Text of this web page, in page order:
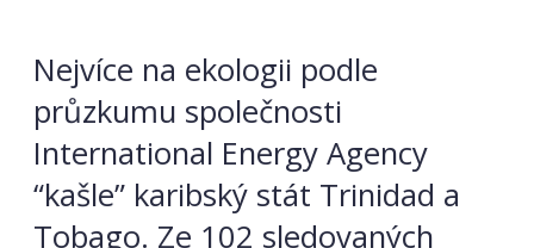
Nejvíce na ekologii podle
průzkumu společnosti
International Energy Agency
“kašle” karibský stát Trinidad a
Tobago. Ze 102 sledovaných